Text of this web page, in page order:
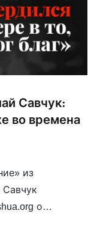
Савчук:
во времена
из
о
переживают